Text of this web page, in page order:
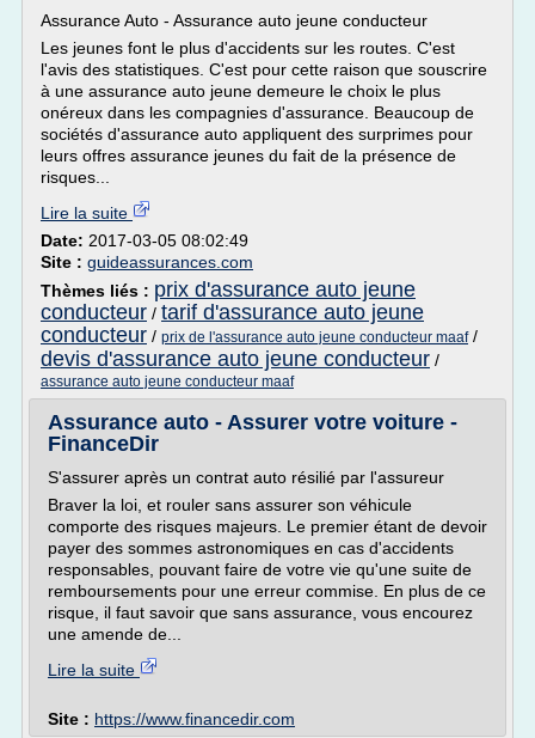
Assurance Auto - Assurance auto jeune conducteur
Les jeunes font le plus d'accidents sur les routes. C'est
l'avis des statistiques. C'est pour cette raison que souscrire
à une assurance auto jeune demeure le choix le plus
onéreux dans les compagnies d'assurance. Beaucoup de
sociétés d'assurance auto appliquent des surprimes pour
leurs offres assurance jeunes du fait de la présence de
risques...
Lire la suite
Date: 2017-03-05 08:02:49
Site : guideassurances.com
Thèmes liés : prix d'assurance auto jeune
conducteur / tarif d'assurance auto jeune
conducteur / prix de l'assurance auto jeune conducteur maaf/
devis d'assurance auto jeune conducteur /
assurance auto jeune conducteur maaf
Assurance auto - Assurer votre voiture -
FinanceDir
S'assurer après un contrat auto résilié par l'assureur
Braver la loi, et rouler sans assurer son véhicule
comporte des risques majeurs. Le premier étant de devoir
payer des sommes astronomiques en cas d'accidents
responsables, pouvant faire de votre vie qu'une suite de
remboursements pour une erreur commise. En plus de ce
risque, il faut savoir que sans assurance, vous encourez
une amende de...
Lire la suite
Site : https://www.financedir.com